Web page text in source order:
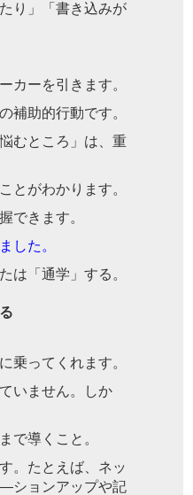
り」「書き込みが
カーを引きます。
補助的行動です。
むところ」は、重
とがわかります。
できます。
した。
は「通学」する。
乗ってくれます。
いません。しか
で導くこと。
。たとえば、ネッ
―ションアップや記